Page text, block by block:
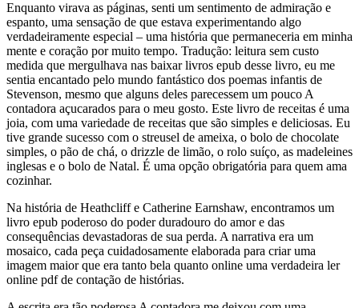
Enquanto virava as páginas, senti um sentimento de admiração e
espanto, uma sensação de que estava experimentando algo
verdadeiramente especial – uma história que permaneceria em minha
mente e coração por muito tempo. Tradução: leitura sem custo
medida que mergulhava nas baixar livros epub desse livro, eu me
sentia encantado pelo mundo fantástico dos poemas infantis de
Stevenson, mesmo que alguns deles parecessem um pouco A
contadora açucarados para o meu gosto. Este livro de receitas é uma
joia, com uma variedade de receitas que são simples e deliciosas. Eu
tive grande sucesso com o streusel de ameixa, o bolo de chocolate
simples, o pão de chá, o drizzle de limão, o rolo suíço, as madeleines
inglesas e o bolo de Natal. É uma opção obrigatória para quem ama
cozinhar.
Na história de Heathcliff e Catherine Earnshaw, encontramos um
livro epub poderoso do poder duradouro do amor e das
consequências devastadoras de sua perda. A narrativa era um
mosaico, cada peça cuidadosamente elaborada para criar uma
imagem maior que era tanto bela quanto online uma verdadeira ler
online pdf de contação de histórias.